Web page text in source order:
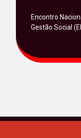
Encontro
Gestão Social